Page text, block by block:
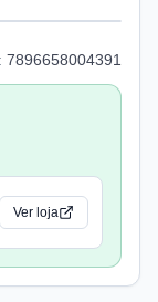
7896658004391
Ver loja